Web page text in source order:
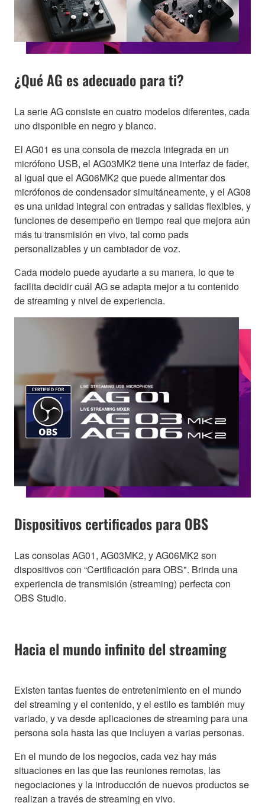
¿Qué AG es adecuado para ti?
La serie AG consiste en cuatro modelos diferentes, cada
uno disponible en negro y blanco.
El AG01 es una consola de mezcla integrada en un
micrófono USB, el AG03MK2 tiene una interfaz de fader,
al igual que el AG06MK2 que puede alimentar dos
micrófonos de condensador simultáneamente, y el AG08
es una unidad integral con entradas y salidas flexibles, y
funciones de desempeño en tiempo real que mejora aún
más tu transmisión en vivo, tal como pads
personalizables y un cambiador de voz.
Cada modelo puede ayudarte a su manera, lo que te
facilita decidir cuál AG se adapta mejor a tu contenido
de streaming y nivel de experiencia.
Dispositivos certificados para OBS
Las consolas AG01, AG03MK2, y AG06MK2 son
dispositivos con “Certificación para OBS". Brinda una
experiencia de transmisión (streaming) perfecta con
OBS Studio.
Hacia el mundo infinito del streaming
Existen tantas fuentes de entretenimiento en el mundo
del streaming y el contenido, y el estilo es también muy
variado, y va desde aplicaciones de streaming para una
persona sola hasta las que incluyen a varias personas.
En el mundo de los negocios, cada vez hay más
situaciones en las que las reuniones remotas, las
negociaciones y la introducción de nuevos productos se
realizan a través de streaming en vivo.